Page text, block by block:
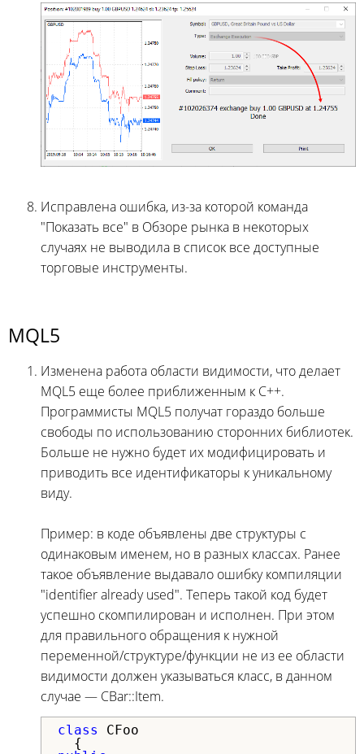
Исправлена ошибка, из-за которой команда
"Показать все" в Обзоре рынка в некоторых
случаях не выводила в список все доступные
торговые инструменты.
MQL5
Изменена работа области видимости, что делает
MQL5 еще более приближенным к C++.
Программисты MQL5 получат гораздо больше
свободы по использованию сторонних библиотек.
Больше не нужно будет их модифицировать и
приводить все идентификаторы к уникальному
виду.
Пример: в коде объявлены две структуры с
одинаковым именем, но в разных классах. Ранее
такое объявление выдавало ошибку компиляции
"identifier already used". Теперь такой код будет
успешно скомпилирован и исполнен. При этом
для правильного обращения к нужной
переменной/структуре/функции не из ее области
видимости должен указываться класс, в данном
случае — CBar::Item.
class
CFoo